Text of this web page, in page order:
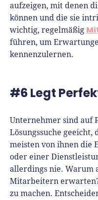
aufzeigen, mit denen
können und die sie
wichtig, regelmäßig
führen, um
kennenzulernen.
#6 Legt
Unternehmer sind auf
Lösungssuche geeicht,
meisten von ihnen die
oder einer
allerdings nie. Warum
Mitarbeitern
zu machen.